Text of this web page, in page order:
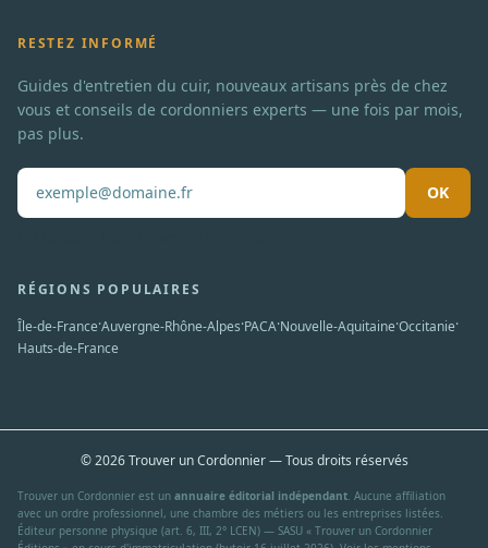
RESTEZ INFORMÉ
Guides d'entretien du cuir, nouveaux artisans près de chez
vous et conseils de cordonniers experts — une fois par mois,
pas plus.
OK
RÉGIONS POPULAIRES
Île-de-France·Auvergne-Rhône-Alpes·PACA·Nouvelle-Aquitaine·Occitanie·
Hauts-de-France
© 2026 Trouver un Cordonnier — Tous droits réservés
Trouver un Cordonnier est un annuaire éditorial indépendant . Aucune affiliation
avec un ordre professionnel, une chambre des métiers ou les entreprises listées.
Éditeur personne physique (art. 6, III, 2° LCEN) — SASU « Trouver un Cordonnier